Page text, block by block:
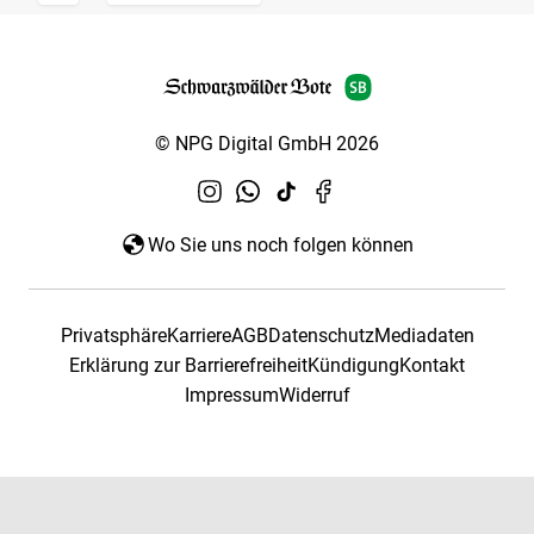
© NPG Digital GmbH 2026
Wo Sie uns noch folgen können
PrivatsphäreKarriereAGBDatenschutzMediadaten
Erklärung zur BarrierefreiheitKündigungKontakt
ImpressumWiderruf